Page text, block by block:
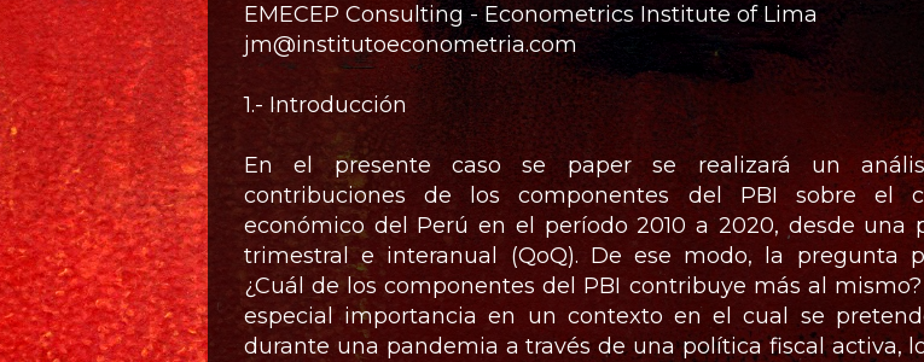
EMECEP Consulting - Econometrics Institute of Lima
jm@institutoeconometria.com
1.- Introducción
En el presente caso se paper se realizará un
contribuciones de los componentes del PBI sobre el
económico del Perú en el período 2010 a 2020, desde una
trimestral e interanual (QoQ). De ese modo, la pregunta
¿Cuál de los componentes del PBI contribuye más al
especial importancia en un contexto en el cual se
durante una pandemia a través de una política fiscal activa,